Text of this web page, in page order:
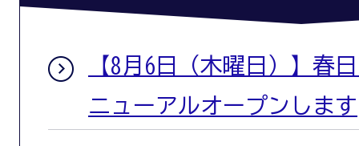
【8月6日（木曜日）】春
ニューアルオープンします